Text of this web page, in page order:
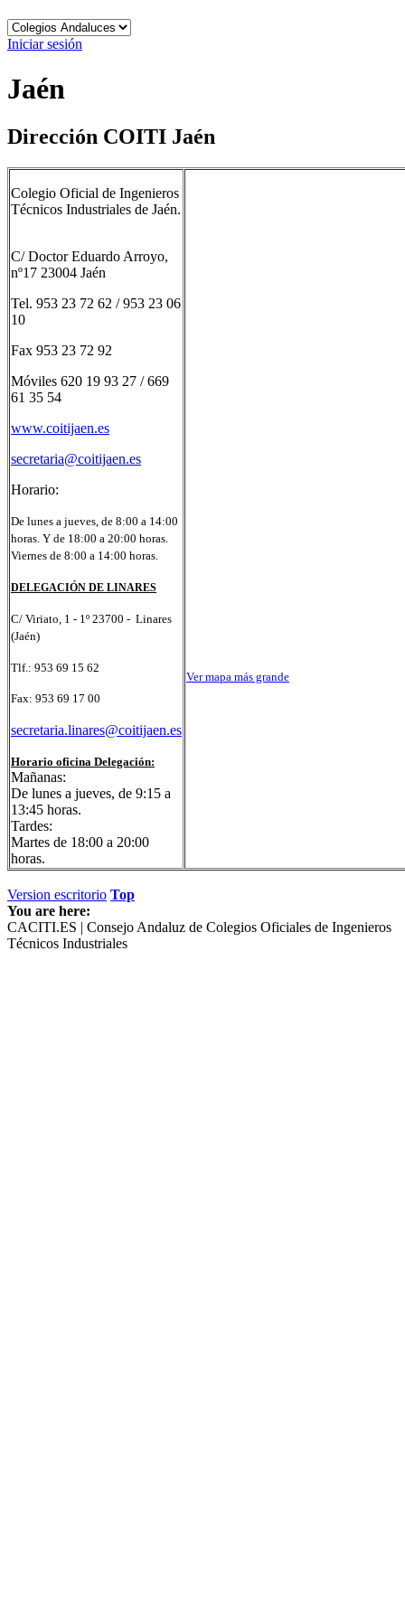
Iniciar sesión
Jaén
Dirección COITI Jaén
Colegio Oficial de Ingenieros
Técnicos Industriales de Jaén.
C/ Doctor Eduardo Arroyo,
nº17 23004 Jaén
Tel. 953 23 72 62 / 953 23 06
10
Fax 953 23 72 92
Móviles 620 19 93 27 / 669
61 35 54
www.coitijaen.es
secretaria@coitijaen.es
Horario:
De lunes a jueves, de 8:00 a 14:00
horas. Y de 18:00 a 20:00 horas.
Viernes de 8:00 a 14:00 horas.
DELEGACIÓN DE LINARES
C/ Viriato, 1 - 1º 23700 - Linares
(Jaén)
Tlf.: 953 69 15 62
Fax: 953 69 17 00
secretaria.linares@coitijaen.es
Horario oficina Delegación:
Mañanas:
De lunes a jueves, de 9:15 a
13:45 horas.
Tardes:
Martes de 18:00 a 20:00
horas.
Ver mapa más grande
Version escritorio Top
You are here:
CACITI.ES | Consejo Andaluz de Colegios Oficiales de Ingenieros
Técnicos Industriales